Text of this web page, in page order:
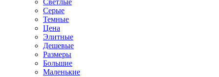
Светлые
Серые
Темные
Цена
Элитные
Дешевые
Размеры
Большие
Маленькие